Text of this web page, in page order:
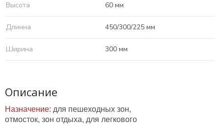
Высота 60 мм
Длинна 450/300/225 мм
Ширина 300 мм
Описание
Назначение: для пешеходных зон,
отмосток, зон отдыха, для легкового